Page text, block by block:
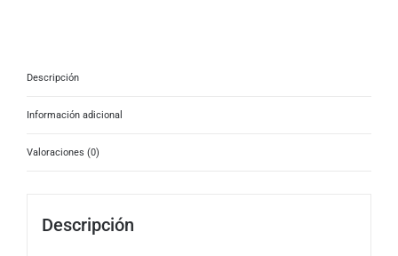
cantidad
Descripción
Información adicional
Valoraciones (0)
Descripción